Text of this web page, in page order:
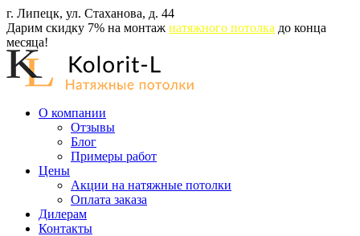
Перейти
к
содержанию
г. Липецк, ул. Стаханова, д. 44
Дарим скидку 7% на монтаж натяжного потолка до конца
месяца!
О компании
Отзывы
Блог
Примеры работ
Цены
Акции на натяжные потолки
Оплата заказа
Дилерам
Контакты